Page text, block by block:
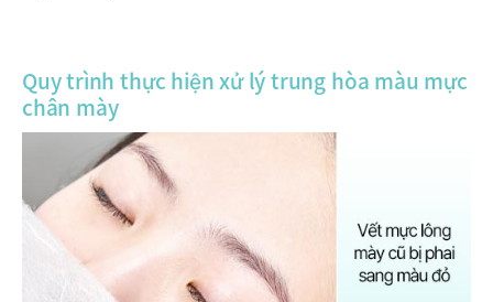
Quy trình thực hiện xử lý trung hòa màu mực
chân mày